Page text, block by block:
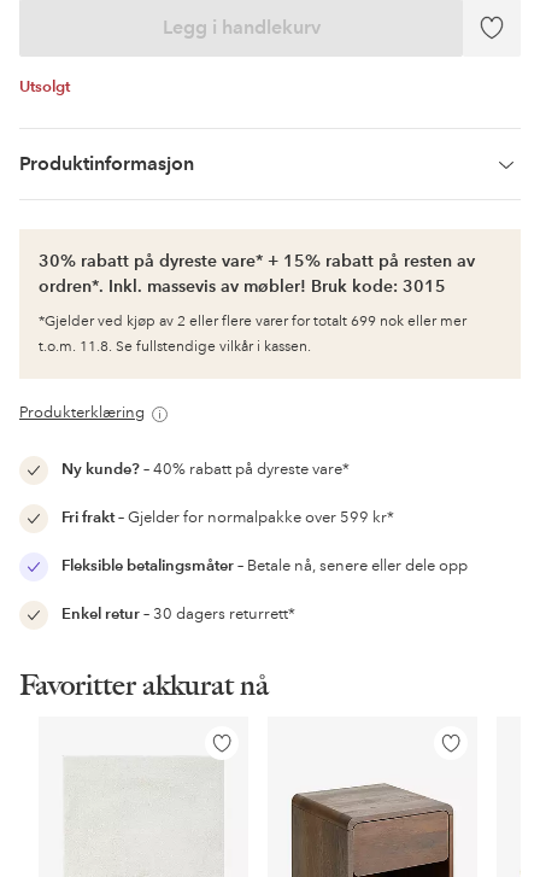
Legg i handlekurv
Legg
Utsolgt
Produktinformasjon
30% rabatt på dyreste vare* + 15% rabatt på resten av
ordren*. Inkl. massevis av møbler! Bruk kode: 3015
*Gjelder ved kjøp av 2 eller flere varer for totalt 699 nok eller mer
t.o.m. 11.8. Se fullstendige vilkår i kassen.
Produkterklæring
Ny kunde?– 40% rabatt på dyreste vare*
Fri frakt– Gjelder for normalpakke over 599 kr*
Fleksible betalingsmåter– Betale nå, senere eller dele opp
Enkel retur– 30 dagers returrett*
Favoritter akkurat nå
Legg
Legg